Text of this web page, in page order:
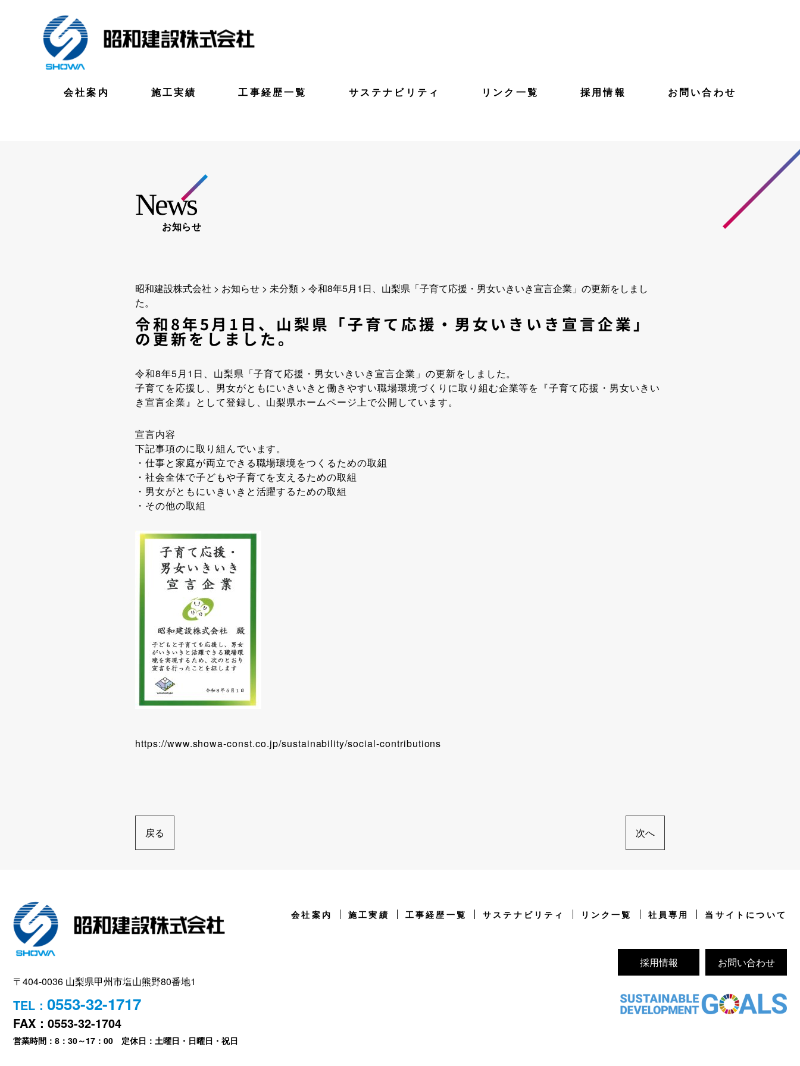
会社案内 施工実績 工事経歴一覧 サステナビリティ リンク一覧 採用情報 お問い合わせ
News
お知らせ
昭和建設株式会社 > お知らせ > 未分類 > 令和8年5月1日、山梨県「子育て応援・男女いきいき宣言企業」の更新をしまし
た。
令和8年5月1日、山梨県「子育て応援・男女いきいき宣言企業」
の更新をしました。
令和8年5月1日、山梨県「子育て応援・男女いきいき宣言企業」の更新をしました。
子育てを応援し、男女がともにいきいきと働きやすい職場環境づくりに取り組む企業等を『子育て応援・男女いきい
き宣言企業』として登録し、山梨県ホームページ上で公開しています。
宣言内容
下記事項のに取り組んでいます。
・仕事と家庭が両立できる職場環境をつくるための取組
・社会全体で子どもや子育てを支えるための取組
・男女がともにいきいきと活躍するための取組
・その他の取組
https://www.showa-const.co.jp/sustainability/social-contributions
戻る 次へ
会社案内 施工実績 工事経歴一覧 サステナビリティ リンク一覧 社員専用 当サイトについて
採用情報
お問い合わせ
〒404-0036 山梨県甲州市塩山熊野80番地1
TEL： 0553-32-1717
FAX：0553-32-1704
営業時間：8：30～17：00 定休日：土曜日・日曜日・祝日